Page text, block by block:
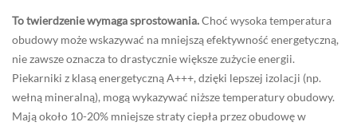
To twierdzenie wymaga sprostowania.Choć wysoka temperatura
obudowy może wskazywać na mniejszą efektywność energetyczną,
nie zawsze oznacza to drastycznie większe zużycie energii.
Piekarniki z klasą energetyczną A+++, dzięki lepszej izolacji (np.
wełną mineralną), mogą wykazywać niższe temperatury obudowy.
Mają około 10-20% mniejsze straty ciepła przez obudowę w